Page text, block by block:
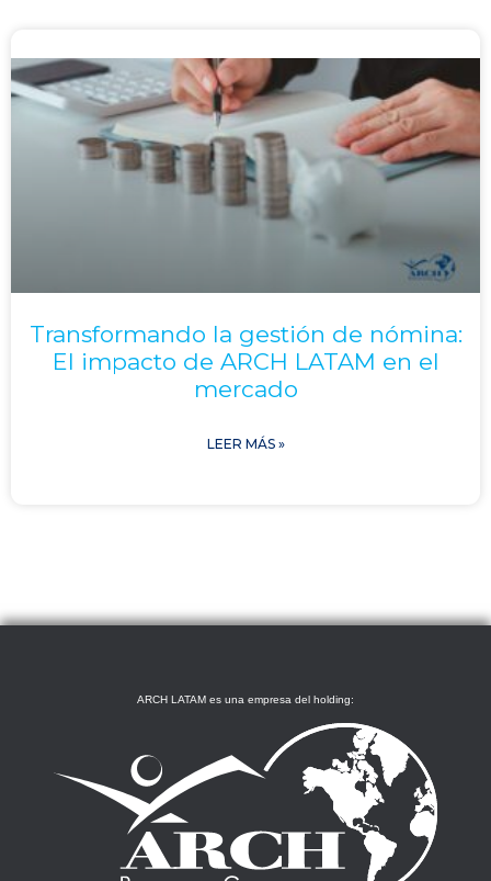
Transformando la gestión de nómina:
El impacto de ARCH LATAM en el
mercado
LEER MÁS »
ARCH LATAM es una empresa del holding: